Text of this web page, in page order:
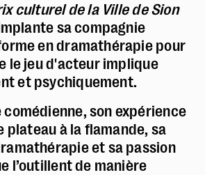
:non
culturel de la Ville de Sion
sa compagnie
en dramathérapie pour
le jeu d'acteur implique
et psychiquement.
son expérience
plateau à la flamande, sa
et sa passion
l’outillent de manière